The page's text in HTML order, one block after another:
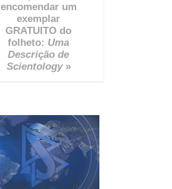
encomendar um
exemplar
GRATUITO do
folheto: Uma
Descrição de
Scientology»